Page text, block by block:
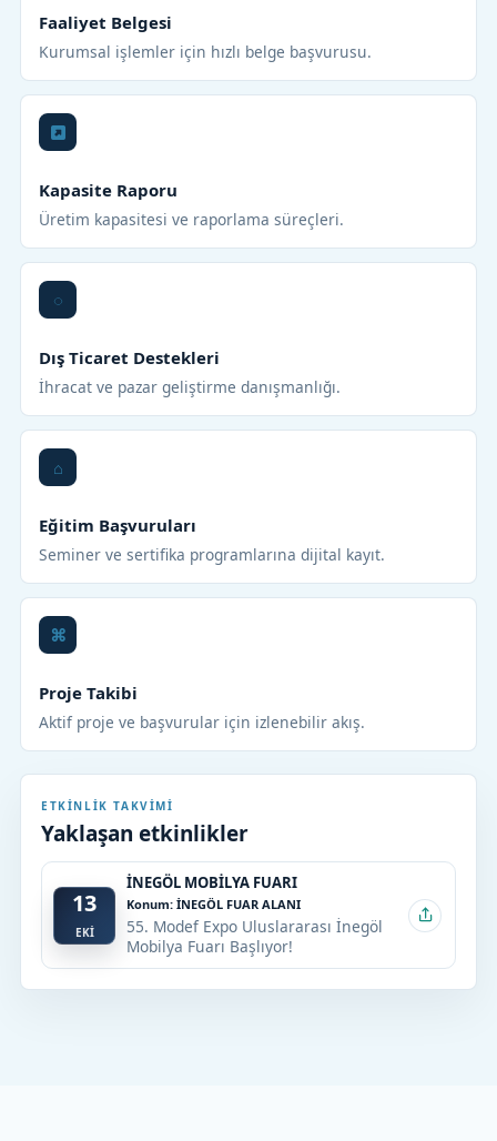
Faaliyet Belgesi
Kurumsal işlemler için hızlı belge başvurusu.
Kapasite Raporu
Üretim kapasitesi ve raporlama süreçleri.
Dış Ticaret Destekleri
İhracat ve pazar geliştirme danışmanlığı.
Eğitim Başvuruları
Seminer ve sertifika programlarına dijital kayıt.
Proje Takibi
Aktif proje ve başvurular için izlenebilir akış.
ETKINLIK TAKVIMI
Yaklaşan etkinlikler
13
EKİ
İNEGÖL MOBİLYA FUARI
Konum: İNEGÖL FUAR ALANI
55. Modef Expo Uluslararası İnegöl
Mobilya Fuarı Başlıyor!